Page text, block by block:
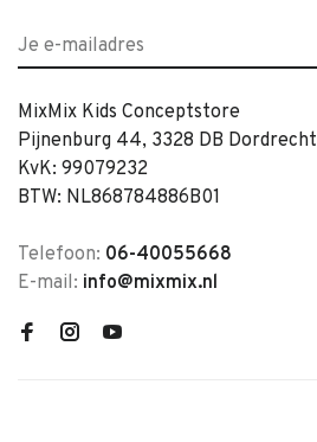
MixMix Kids Conceptstore
Pijnenburg 44, 3328 DB Dordrecht
KvK: 99079232
BTW: NL868784886B01
Telefoon: 06-40055668
E-mail: info@mixmix.nl